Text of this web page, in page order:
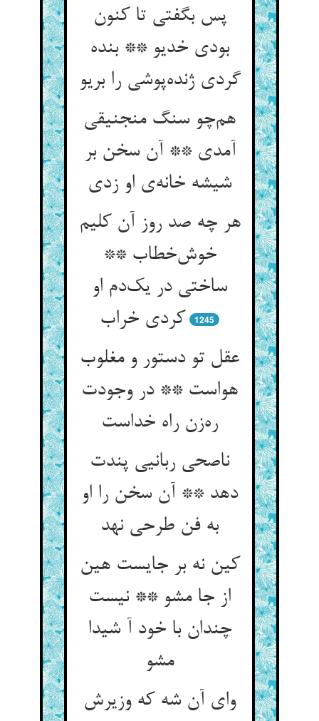
پس بگفتی تا کنون
بودی خدیو ** بنده
گردی ژنده‌پوشی را بریو
هم‌چو سنگ منجنیقی
آمدی ** آن سخن بر
شیشه خانه‌ی او زدی
هر چه صد روز آن کلیم
خوش‌خطاب **
ساختی در یک‌دم او
کردی خراب
1245
عقل تو دستور و مغلوب
هواست ** در وجودت
ره‌زن راه خداست
ناصحی ربانیی پندت
دهد ** آن سخن را او
به فن طرحی نهد
کین نه بر جایست هین
از جا مشو ** نیست
چندان با خود آ شیدا
مشو
وای آن شه که وزیرش